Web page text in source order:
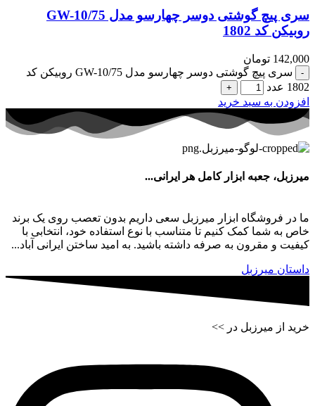
سری پیچ گوشتی دوسر چهارسو مدل GW-10/75
روبیکن کد 1802
142,000 تومان
سری پیچ گوشتی دوسر چهارسو مدل GW-10/75 روبیکن کد
1802 عدد
افزودن به سبد خرید
میرزبل، جعبه ابزار کامل هر ایرانی...
ما در فروشگاه ابزار میرزبل سعی داریم بدون تعصب روی یک برند
خاص به شما کمک کنیم تا متناسب با نوع استفاده خود، انتخابی با
کیفیت و مقرون به صرفه داشته باشید. به امید ساختن ایرانی آباد...
داستان میرزبل
خرید از میرزبل در >>